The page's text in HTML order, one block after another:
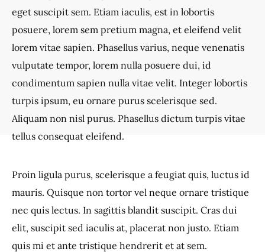
eget suscipit sem. Etiam iaculis, est in lobortis
posuere, lorem sem pretium magna, et eleifend velit
lorem vitae sapien. Phasellus varius, neque venenatis
vulputate tempor, lorem nulla posuere dui, id
condimentum sapien nulla vitae velit. Integer lobortis
turpis ipsum, eu ornare purus scelerisque sed.
Aliquam non nisl purus. Phasellus dictum turpis vitae
tellus consequat eleifend.
Proin ligula purus, scelerisque a feugiat quis, luctus id
mauris. Quisque non tortor vel neque ornare tristique
nec quis lectus. In sagittis blandit suscipit. Cras dui
elit, suscipit sed iaculis at, placerat non justo. Etiam
quis mi et ante tristique hendrerit et at sem.